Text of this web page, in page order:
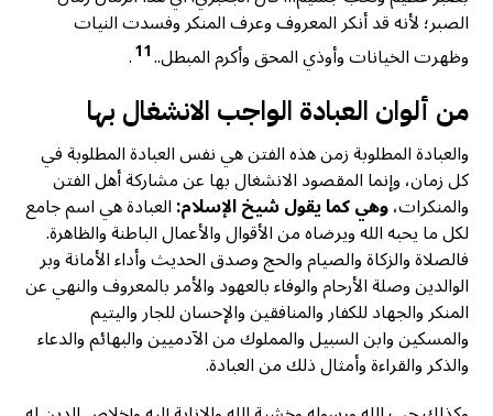
الصبر؛ لأنه قد أنكر المعروف وعرف المنكر وفسدت النيات
وظهرت الخيانات وأوذي المحق وأكرم المبطل..11
.
من ألوان العبادة الواجب الانشغال بها
والعبادة المطلوبة زمن هذه الفتن هي نفس العبادة المطلوبة في
كل زمان، وإنما المقصود الانشغال بها عن مشاركة أهل الفتن
والمنكرات،وهي كما يقول شيخ الإسلام:‌العبادة ‌هي ‌اسم ‌جامع
‌لكل ‌ما ‌يحبه الله ويرضاه من الأقوال والأعمال الباطنة والظاهرة.
فالصلاة والزكاة والصيام والحج وصدق الحديث وأداء الأمانة وبر
الوالدين وصلة الأرحام والوفاء بالعهود والأمر بالمعروف والنهي عن
المنكر والجهاد للكفار والمنافقين والإحسان للجار واليتيم
والمسكين وابن السبيل والمملوك من الآدميين والبهائم والدعاء
والذكر والقراءة وأمثال ذلك من العبادة.